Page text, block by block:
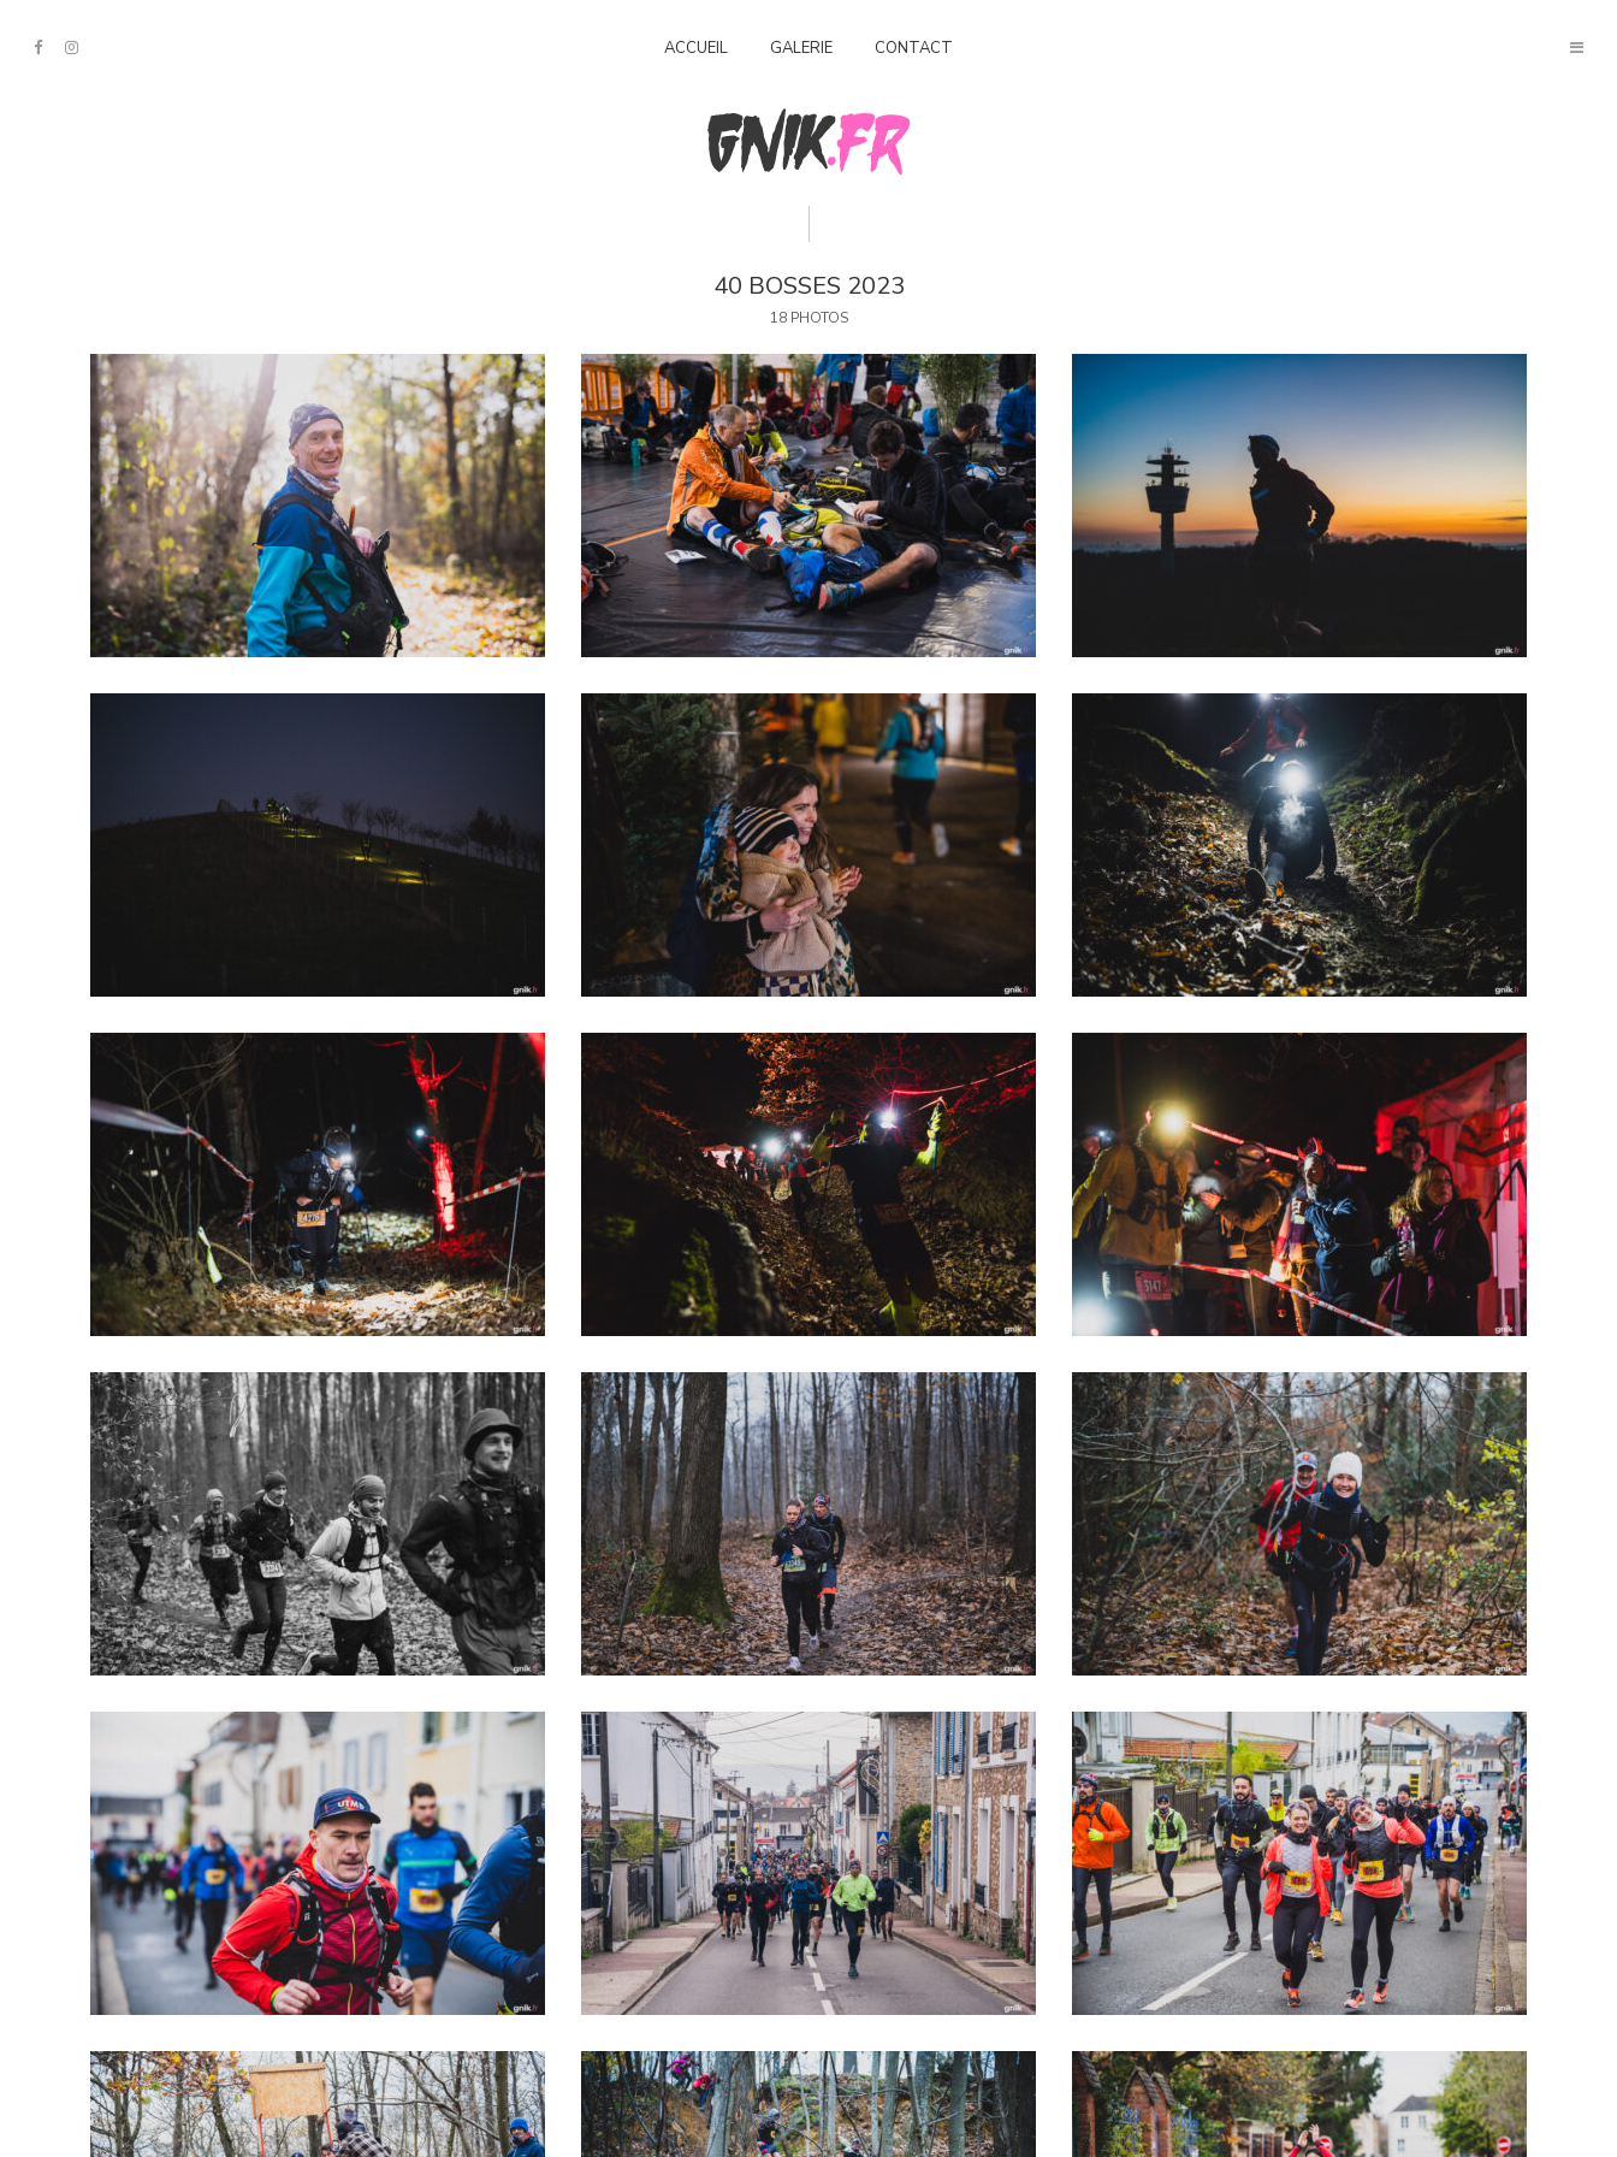
ACCUEIL GALERIE CONTACT
40 BOSSES 2023
18 PHOTOS